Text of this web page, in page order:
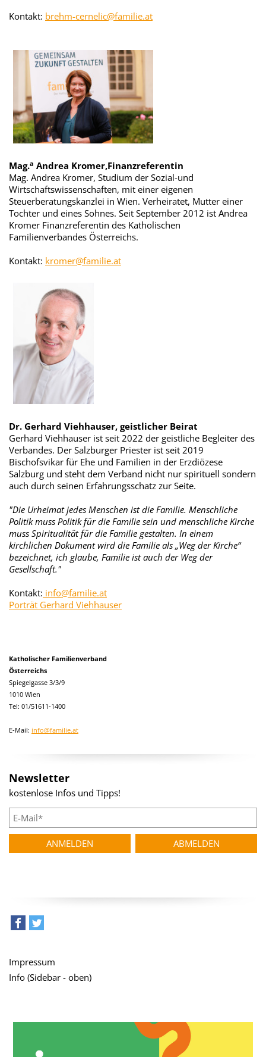
Kontakt: brehm-cernelic@familie.at
Mag.a Andrea Kromer,Finanzreferentin
Mag. Andrea Kromer, Studium der Sozial-und
Wirtschaftswissenschaften, mit einer eigenen
Steuerberatungskanzlei in Wien. Verheiratet, Mutter einer
Tochter und eines Sohnes. Seit September 2012 ist Andrea
Kromer Finanzreferentin des Katholischen
Familienverbandes Österreichs.
Kontakt: kromer@familie.at
Dr. Gerhard Viehhauser, geistlicher Beirat
Gerhard Viehhauser ist seit 2022 der geistliche Begleiter des
Verbandes. Der Salzburger Priester ist seit 2019
Bischofsvikar für Ehe und Familien in der Erzdiözese
Salzburg und steht dem Verband nicht nur spirituell sondern
auch durch seinen Erfahrungsschatz zur Seite.
"Die Urheimat jedes Menschen ist die Familie. Menschliche
Politik muss Politik für die Familie sein und menschliche Kirche
muss Spiritualität für die Familie gestalten. In einem
kirchlichen Dokument wird die Familie als „Weg der Kirche“
bezeichnet, ich glaube, Familie ist auch der Weg der
Gesellschaft."
Kontakt: info@familie.at
Porträt Gerhard Viehhauser
Katholischer Familienverband
Österreichs
Spiegelgasse 3/3/9
1010 Wien
Tel: 01/51611-1400
E-Mail: info@familie.at
Newsletter
kostenlose Infos und Tipps!
Impressum
Info (Sidebar - oben)